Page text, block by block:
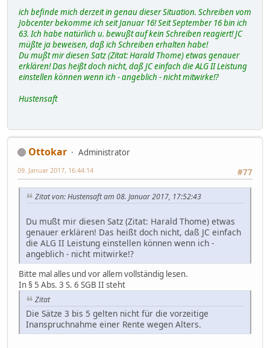
ich befinde mich derzeit in genau dieser Situation. Schreiben vom
Jobcenter bekomme ich seit Januar 16! Seit September 16 bin ich
63. Ich habe natürlich u. bewußt auf kein Schreiben reagiert! JC
müßte ja beweisen, daß ich Schreiben erhalten habe!
Du mußt mir diesen Satz (Zitat: Harald Thome) etwas genauer
erklären! Das heißt doch nicht, daß JC einfach die ALG II Leistung
einstellen können wenn ich - angeblich - nicht mitwirke!?
Hustensaft
Ottokar
Administrator
#77
09. Januar 2017, 16:44:14
Zitat von: Hustensaft am 08. Januar 2017, 17:52:43
Du mußt mir diesen Satz (Zitat: Harald Thome) etwas
genauer erklären! Das heißt doch nicht, daß JC einfach
die ALG II Leistung einstellen können wenn ich -
angeblich - nicht mitwirke!?
Bitte mal alles und vor allem vollständig lesen.
In § 5 Abs. 3 S. 6 SGB II steht
Zitat
Die Sätze 3 bis 5 gelten nicht für die vorzeitige
Inanspruchnahme einer Rente wegen Alters.